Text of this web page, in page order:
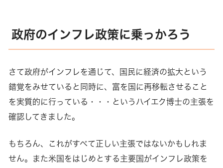
政府のインフレ政策に乗っかろう
さて政府がインフレを通じて、国民に経済の拡大という
錯覚をみせていると同時に、富を国に再移転させること
を実質的に行っている・・・というハイエク博士の主張を
確認してきました。
もちろん、これがすべて正しい主張ではないかもしれま
せん。また米国をはじめとする主要国がインフレ政策を